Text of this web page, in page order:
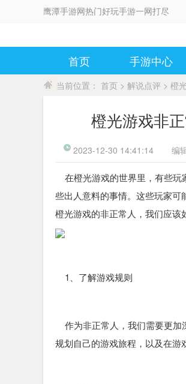
鹰潭手游网热门好玩手游一网打尽
首页 手游中心
当前位置： 首页 > 解说点评 > 橙
橙光游戏非
2023-12-30 14:41:14 编
在橙光游戏的世界里，有些玩
些出人意料的事情。这些玩家
橙光游戏的非正常人，我们应该
1、了解游戏规则
作为非正常人，我们需要更加
规划自己的游戏旅程，以及在游